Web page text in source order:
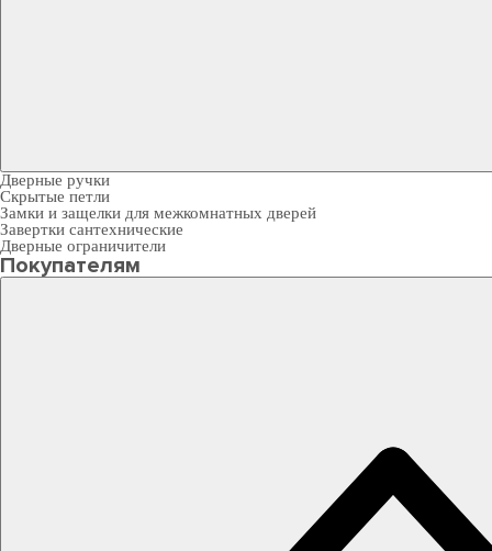
Дверные ручки
Скрытые петли
Замки и защелки для межкомнатных дверей
Завертки сантехнические
Дверные ограничители
Покупателям